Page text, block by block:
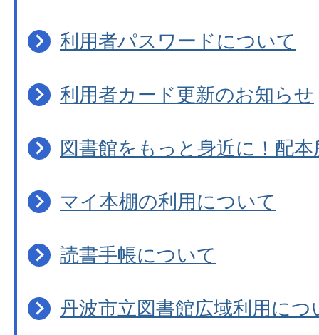
利用者パスワードについて
利用者カード更新のお知らせ
図書館をもっと身近に！配
マイ本棚の利用について
読書手帳について
丹波市立図書館広域利用につ